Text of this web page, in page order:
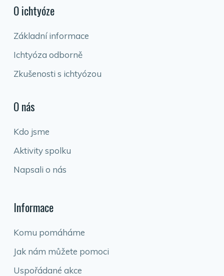
O ichtyóze
Základní informace
Ichtyóza odborně
Zkušenosti s ichtyózou
O nás
Kdo jsme
Aktivity spolku
Napsali o nás
Informace
Komu pomáháme
Jak nám můžete pomoci
Uspořádané akce